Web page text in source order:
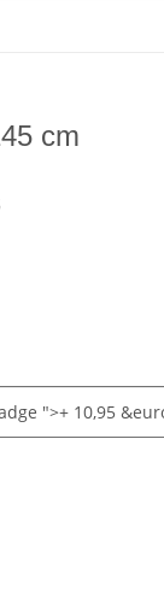
cm